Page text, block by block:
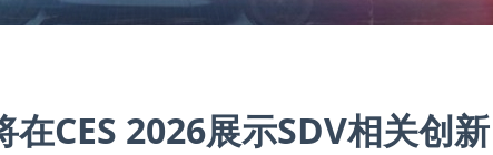
CES 2026展示SDV相关创新